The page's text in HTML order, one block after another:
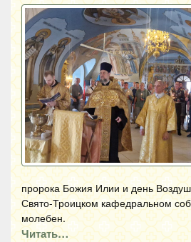
пророка Божия Илии и день
Свято-Троицком кафедральном
молебен.
Читать…